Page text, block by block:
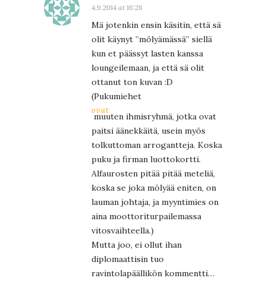
4.9.2014 at 16:28
Mä jotenkin ensin käsitin, että sä
olit käynyt ”mölyämässä” siellä
kun et päässyt lasten kanssa
loungeilemaan, ja että sä olit
ottanut ton kuvan :D
(Pukumiehet
ovat
muuten ihmisryhmä, jotka ovat
paitsi äänekkäitä, usein myös
tolkuttoman arrogantteja. Koska
puku ja firman luottokortti.
Alfaurosten pitää pitää meteliä,
koska se joka mölyää eniten, on
lauman johtaja, ja myyntimies on
aina moottoriturpailemassa
vitosvaihteella.)
Mutta joo, ei ollut ihan
diplomaattisin tuo
ravintolapäällikön kommentti…